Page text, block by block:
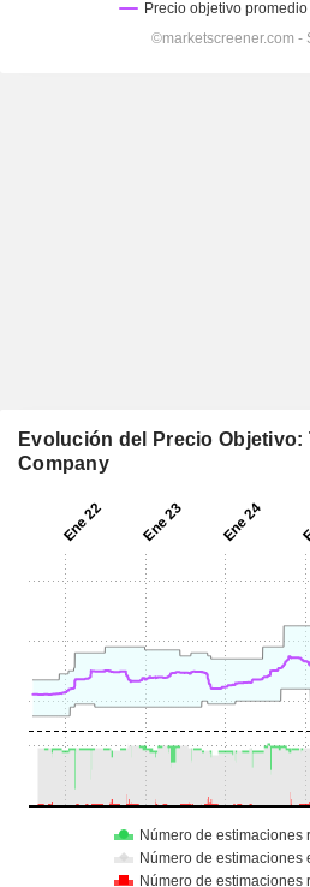
Evolución del Precio Objetivo:
Company